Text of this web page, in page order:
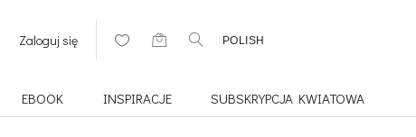
Zaloguj się POLISH
EBOOK INSPIRACJE SUBSKRYPCJA KWIATOWA